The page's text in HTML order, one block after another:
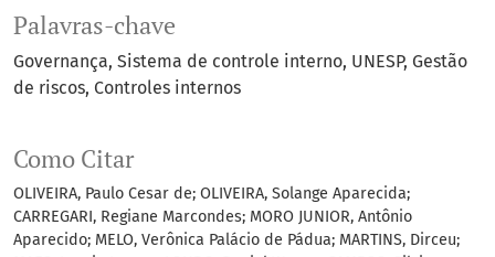
Palavras-chave
Governança Sistema de controle interno UNESP Gestão
de riscos Controles internos
Como Citar
OLIVEIRA, Paulo Cesar de; OLIVEIRA, Solange Aparecida;
CARREGARI, Regiane Marcondes; MORO JUNIOR, Antônio
Aparecido; MELO, Verônica Palácio de Pádua; MARTINS, Dirceu;